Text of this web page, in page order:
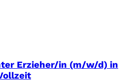
Erzieher/in (m/w/d) in